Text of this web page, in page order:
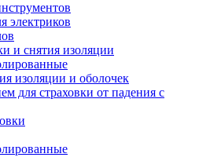
электриков
и снятия изоляции
изоляции и оболочек
для страховки от падения с